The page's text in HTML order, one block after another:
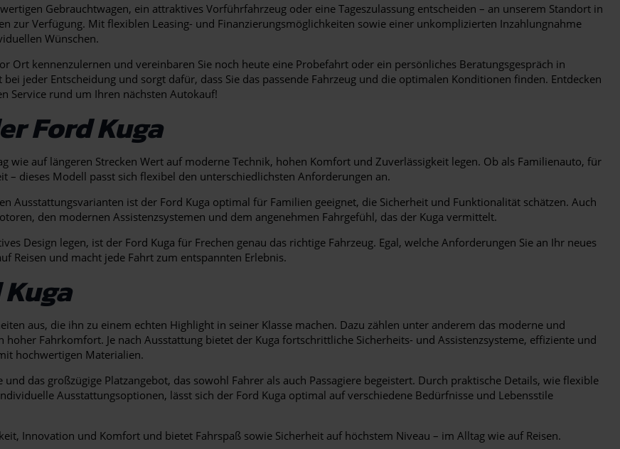
Gebrauchtwagen, ein attraktives Vorführfahrzeug oder eine Tageszulassung entscheiden – an unserem Standort in
zur Verfügung. Mit flexiblen Leasing- und Finanzierungsmöglichkeiten sowie einer unkomplizierten Inzahlungnahme
Wünschen.
Ort kennenzulernen und vereinbaren Sie noch heute eine Probefahrt oder ein persönliches Beratungsgespräch in
jeder Entscheidung und sorgt dafür, dass Sie das passende Fahrzeug und die optimalen Konditionen finden. Entdecken
Service rund um Ihren nächsten Autokauf!
Ford Kuga
wie auf längeren Strecken Wert auf moderne Technik, hohen Komfort und Zuverlässigkeit legen. Ob als Familienauto, für
– dieses Modell passt sich flexibel den unterschiedlichsten Anforderungen an.
Ausstattungsvarianten ist der Ford Kuga optimal für Familien geeignet, die Sicherheit und Funktionalität schätzen. Auch
den modernen Assistenzsystemen und dem angenehmen Fahrgefühl, das der Kuga vermittelt.
Design legen, ist der Ford Kuga für Frechen genau das richtige Fahrzeug. Egal, welche Anforderungen Sie an Ihr neues
Reisen und macht jede Fahrt zum entspannten Erlebnis.
aus, die ihn zu einem echten Highlight in seiner Klasse machen. Dazu zählen unter anderem das moderne und
Fahrkomfort. Je nach Ausstattung bietet der Kuga fortschrittliche Sicherheits- und Assistenzsysteme, effiziente und
hochwertigen Materialien.
das großzügige Platzangebot, das sowohl Fahrer als auch Passagiere begeistert. Durch praktische Details, wie flexible
Ausstattungsoptionen, lässt sich der Ford Kuga optimal auf verschiedene Bedürfnisse und Lebensstile
Innovation und Komfort und bietet Fahrspaß sowie Sicherheit auf höchstem Niveau – im Alltag wie auf Reisen.